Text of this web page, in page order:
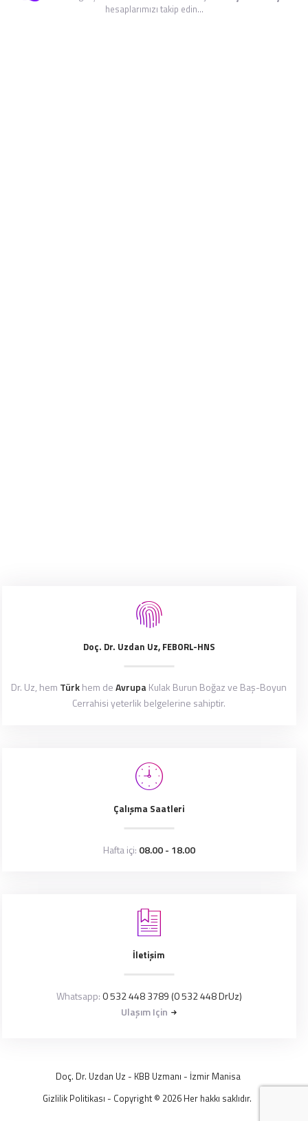
hesaplarımızı takip edin...
Doç. Dr. Uzdan Uz, FEBORL-HNS
Dr. Uz, hem Türkhem deAvrupaKulak Burun Boğaz ve Baş-Boyun
Cerrahisi yeterlik belgelerine sahiptir.
Çalışma Saatleri
Hafta içi: 08.00 - 18.00
İletişim
Whatsapp: 0 532 448 3789 (0 532 448 DrUz)
Ulaşım Için
Doç. Dr. Uzdan Uz - KBB Uzmanı - İzmir Manisa
Gizlilik Politikası - Copyright © 2026 Her hakkı saklıdır.